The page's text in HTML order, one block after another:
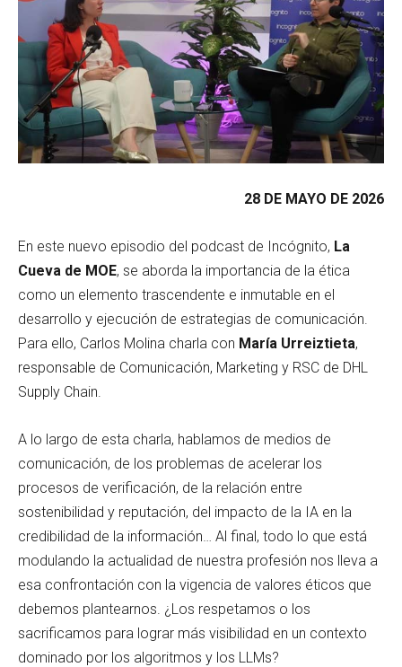
28 DE MAYO DE 2026
En este nuevo episodio del podcast de Incógnito, La
Cueva de MOE, se aborda la importancia de la ética
como un elemento trascendente e inmutable en el
desarrollo y ejecución de estrategias de comunicación.
Para ello, Carlos Molina charla con María Urreiztieta,
responsable de Comunicación, Marketing y RSC de DHL
Supply Chain.
A lo largo de esta charla, hablamos de medios de
comunicación, de los problemas de acelerar los
procesos de verificación, de la relación entre
sostenibilidad y reputación, del impacto de la IA en la
credibilidad de la información… Al final, todo lo que está
modulando la actualidad de nuestra profesión nos lleva a
esa confrontación con la vigencia de valores éticos que
debemos plantearnos. ¿Los respetamos o los
sacrificamos para lograr más visibilidad en un contexto
dominado por los algoritmos y los LLMs?